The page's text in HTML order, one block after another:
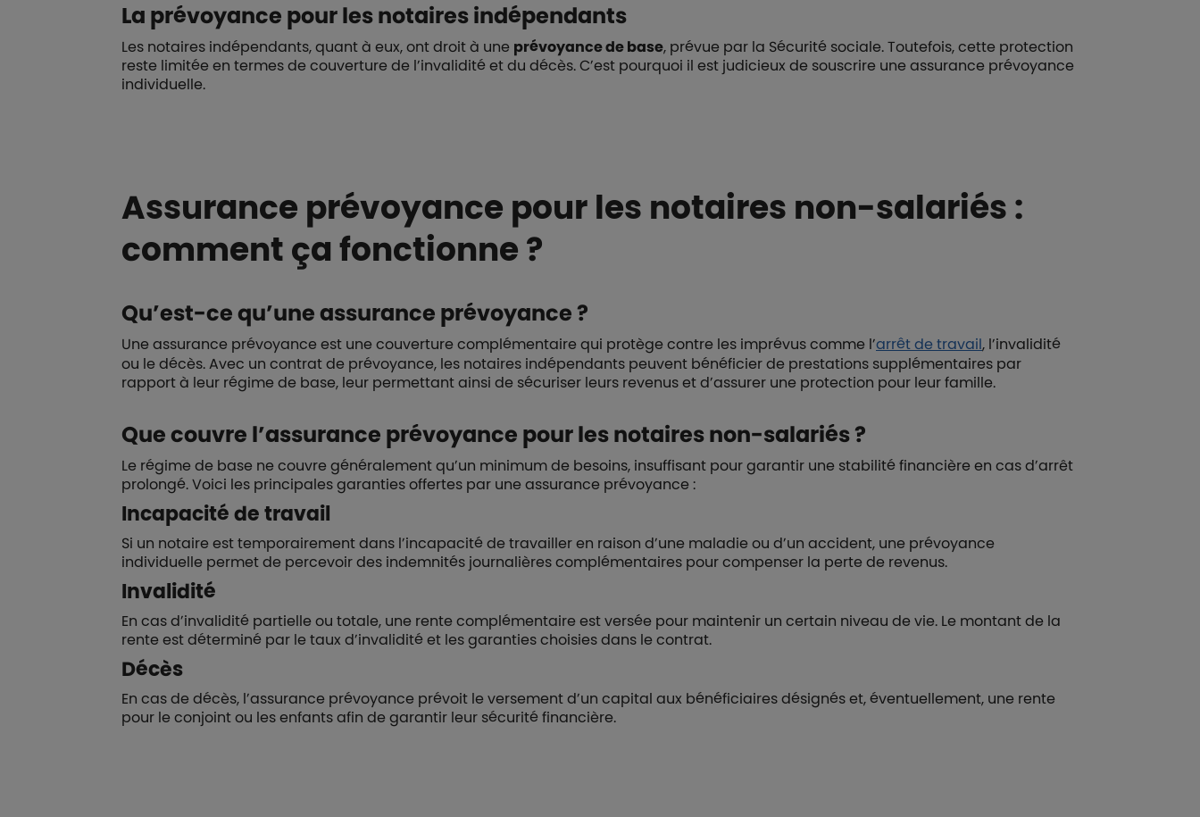
La prévoyance pour les notaires indépendants
Les notaires indépendants, quant à eux, ont droit à une prévoyance de base, prévue par la Sécurité sociale. Toutefois, cette protection
reste limitée en termes de couverture de l’invalidité et du décès. C’est pourquoi il est judicieux de souscrire une assurance prévoyance
individuelle.
Assurance prévoyance pour les notaires non-salariés :
comment ça fonctionne ?
Qu’est-ce qu’une assurance prévoyance ?
Une assurance prévoyance est une couverture complémentaire qui protège contre les imprévus comme l’arrêt de travail, l’invalidité
ou le décès. Avec un contrat de prévoyance, les notaires indépendants peuvent bénéficier de prestations supplémentaires par
rapport à leur régime de base, leur permettant ainsi de sécuriser leurs revenus et d’assurer une protection pour leur famille.
Que couvre l’assurance prévoyance pour les notaires non-salariés ?
Le régime de base ne couvre généralement qu’un minimum de besoins, insuffisant pour garantir une stabilité financière en cas d’arrêt
prolongé. Voici les principales garanties offertes par une assurance prévoyance :
Incapacité de travail
Si un notaire est temporairement dans l’incapacité de travailler en raison d’une maladie ou d’un accident, une prévoyance
individuelle permet de percevoir des indemnités journalières complémentaires pour compenser la perte de revenus.
Invalidité
En cas d’invalidité partielle ou totale, une rente complémentaire est versée pour maintenir un certain niveau de vie. Le montant de la
rente est déterminé par le taux d’invalidité et les garanties choisies dans le contrat.
Décès
En cas de décès, l’assurance prévoyance prévoit le versement d’un capital aux bénéficiaires désignés et, éventuellement, une rente
pour le conjoint ou les enfants afin de garantir leur sécurité financière.